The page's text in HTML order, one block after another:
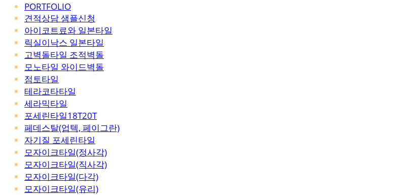
PORTFOLIO
견적상담 샘플신청
아이코트료와 일본타일
릭실이낙스 일본타일
고벽돌타일 조적벽돌
모노타일 와이드벽돌
점토타일
테라코타타일
세라믹타일
포세린타일18T20T
페데스탈(업텍, 페이그란)
자기질 포세린타일
모자이크타일(정사각)
모자이크타일(직사각)
모자이크타일(다각)
모자이크타일(유리)